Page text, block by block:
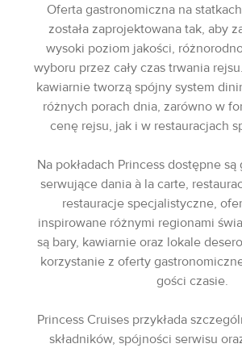
Oferta gastronomiczna na
została zaprojektowana tak, aby
wysoki poziom jakości,
wyboru przez cały czas trwania
kawiarnie tworzą spójny system
różnych porach dnia, zarówno w
cenę rejsu, jak i w restauracjach
Na pokładach Princess dostępne
serwujące dania à la carte,
restauracje specjalistyczne,
inspirowane różnymi regionami
są bary, kawiarnie oraz lokale
korzystanie z oferty
gości czasie.
Princess Cruises przykłada
składników, spójności serwisu